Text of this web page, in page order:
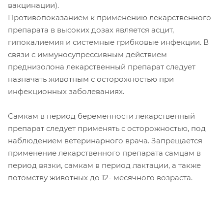
вакцинации).
Противопоказанием к применению лекарственного
препарата в высоких дозах является асцит,
гипокалиемия и системные грибковые инфекции. В
связи с иммуносупрессивным действием
преднизолона лекарственный препарат следует
назначать животным с осторожностью при
инфекционных заболеваниях.
Самкам в период беременности лекарственный
препарат следует применять с осторожностью, под
наблюдением ветеринарного врача. Запрещается
применение лекарственного препарата самцам в
период вязки, самкам в период лактации, а также
потомству животных до 12- месячного возраста.